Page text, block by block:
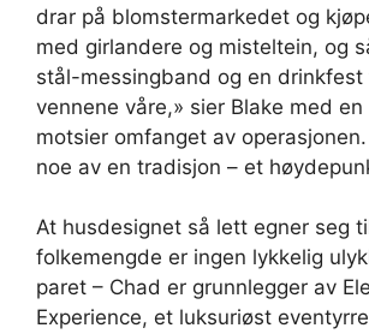
drar på blomstermarkedet og
med girlandere og misteltein, og
stål-messingband og en drinkfest
vennene våre,» sier Blake med
motsier omfanget av
noe av en tradisjon – et
At husdesignet så lett egner seg
folkemengde er ingen lykkelig
paret – Chad er grunnlegger av
Experience, et luksuriøst